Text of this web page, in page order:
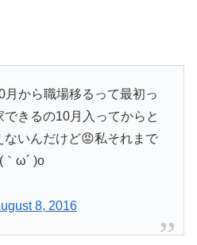
月から職場移るって最初っ
きるの10月入ってからと
いんだけど😡私それまで
ω´ )o
8, 2016